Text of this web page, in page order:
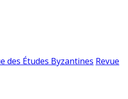
des Études Byzantines Revue